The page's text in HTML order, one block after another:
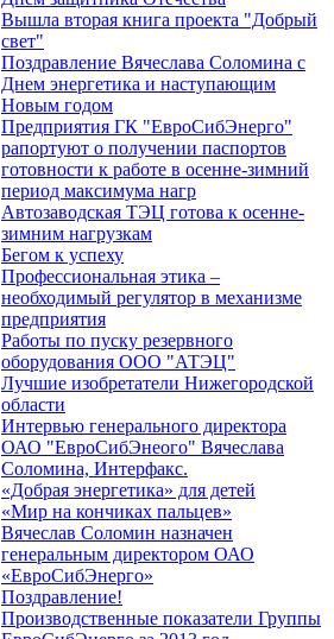
Вышла вторая книга проекта "Добрый
свет"
Поздравление Вячеслава Соломина с
Днем энергетика и наступающим
Новым годом
Предприятия ГК "ЕвроСибЭнерго"
рапортуют о получении паспортов
готовности к работе в осенне-зимний
период максимума нагр
Автозаводская ТЭЦ готова к осенне-
зимним нагрузкам
Бегом к успеху
Профессиональная этика –
необходимый регулятор в механизме
предприятия
Работы по пуску резервного
оборудования ООО "АТЭЦ"
Лучшие изобретатели Нижегородской
области
Интервью генерального директора
ОАО "ЕвроСибЭнеого" Вячеслава
Соломина, Интерфакс.
«Добрая энергетика» для детей
«Мир на кончиках пальцев»
Вячеслав Соломин назначен
генеральным директором ОАО
«ЕвроСибЭнерго»
Поздравление!
Производственные показатели Группы